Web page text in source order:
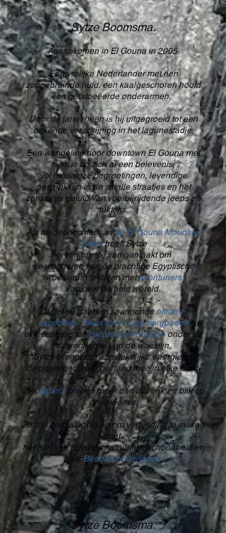
Sytze Boomsma.
Aangekomen in El Gouna in 2005.
Een vrolijke Nederlander met een
zongebruinde huid, een kaalgeschoren hoofd
en getatoeëerde onderarmen.
Door de jaren heen is hij uitgegroeid tot een
bekende verschijning in het lagunestadje.
Een wandeling door downtown El Gouna met
hem is op zich al een belevenis,
vol eindeloze begroetingen, levendige
gesprekken in de smalle straatjes en het
constante geluid van voorbijrijdende jeeps en
tuktuks.
Als medeoprichter vande El Gouna Mountain
Goatsheeft Sytze
er zijn missie van gemaakt om
de wonderen van de prachtige Egyptische
woestijnen te delen metavonturiers
van over de hele wereld.
Of het nu gaat om spannendeoffroad-
expedities, hikes door ruige bergpaden
of meeslependeculturele ervaringenonder de
sterrenhemel van de woestijn,
Sytze brengt zijn aanstekelijke energie en
diepe respect voor het land mee in elke tocht.
Zijnsafari’sbieden meer dan alleen een blik op
de wildernis.
Ze zijn een uitnodiging om verbinding te maken
met
het hart van Egypte’s natuurlijke schoonheid en
haar Bedoeïenenerfgoed.
Sytze Boomsma.